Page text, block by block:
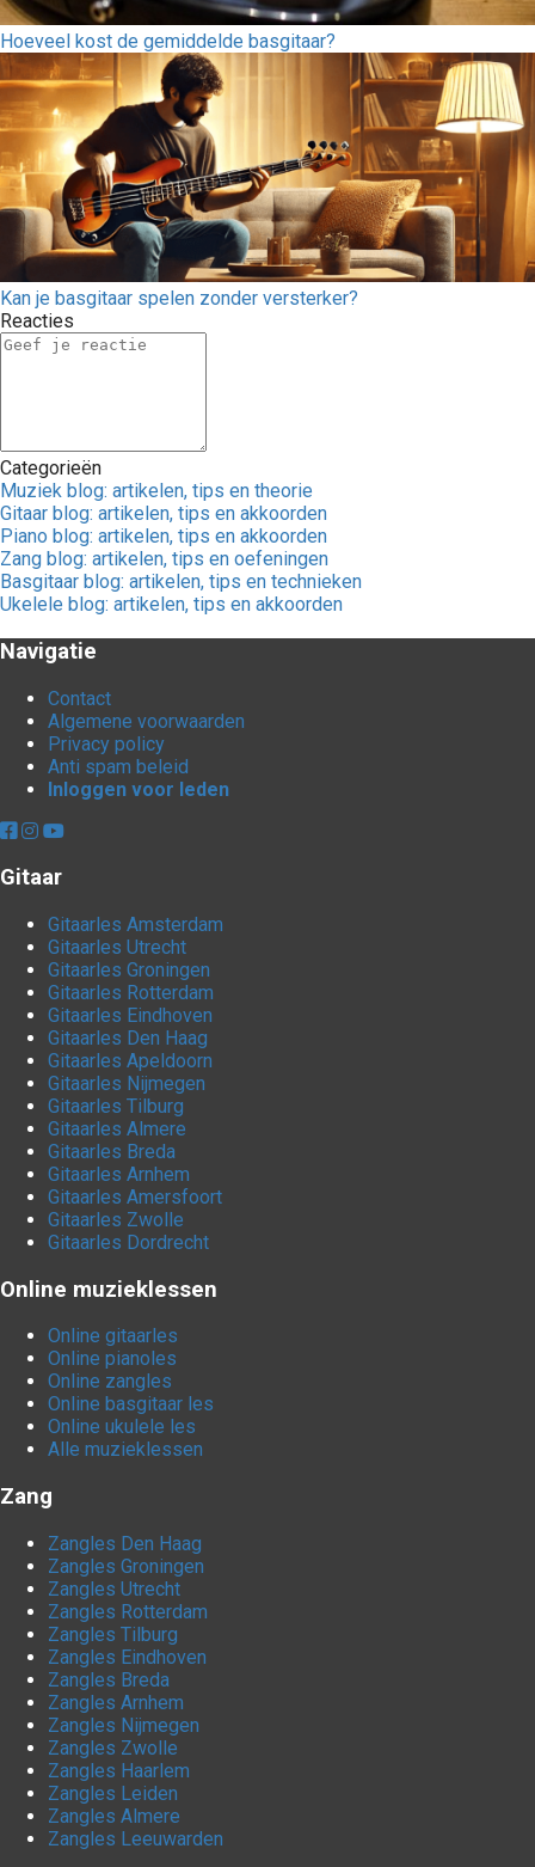
Hoeveel kost de gemiddelde basgitaar?
Kan je basgitaar spelen zonder versterker?
Reacties
Categorieën
Muziek blog: artikelen, tips en theorie
Gitaar blog: artikelen, tips en akkoorden
Piano blog: artikelen, tips en akkoorden
Zang blog: artikelen, tips en oefeningen
Basgitaar blog: artikelen, tips en technieken
Ukelele blog: artikelen, tips en akkoorden
Navigatie
Contact
Algemene voorwaarden
Privacy policy
Anti spam beleid
Inloggen voor leden
Gitaar
Gitaarles Amsterdam
Gitaarles Utrecht
Gitaarles Groningen
Gitaarles Rotterdam
Gitaarles Eindhoven
Gitaarles Den Haag
Gitaarles Apeldoorn
Gitaarles Nijmegen
Gitaarles Tilburg
Gitaarles Almere
Gitaarles Breda
Gitaarles Arnhem
Gitaarles Amersfoort
Gitaarles Zwolle
Gitaarles Dordrecht
Online muzieklessen
Online gitaarles
Online pianoles
Online zangles
Online basgitaar les
Online ukulele les
Alle muzieklessen
Zang
Zangles Den Haag
Zangles Groningen
Zangles Utrecht
Zangles Rotterdam
Zangles Tilburg
Zangles Eindhoven
Zangles Breda
Zangles Arnhem
Zangles Nijmegen
Zangles Zwolle
Zangles Haarlem
Zangles Leiden
Zangles Almere
Zangles Leeuwarden